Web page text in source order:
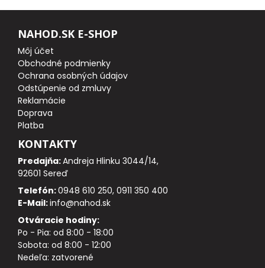
NAHOD.SK E-SHOP
Môj účet
Obchodné podmienky
Ochrana osobných údajov
Odstúpenie od zmluvy
Reklamácie
Doprava
Platba
KONTAKTY
Predajňa:Andreja Hlinku 3044/14,
92601 Sereď
Telefón:0948 610 250, 0911 350 400
E-Mail:info@nahod.sk
Otváracie hodiny:
Po - Pia: od 8:00 - 18:00
Sobota: od 8:00 - 12:00
Nedeľa: zatvorené
DOPLNKY K PRÚTOM
Udice na dierky
PUZDRÁ NA PRÚTY
NAVIJAKY
NÁHRADNÉ CIEVKY